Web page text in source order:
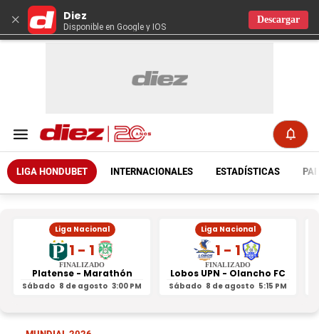
× Diez
Disponible en Google y IOS
Descargar
LIGA HONDUBET INTERNACIONALES ESTADÍSTICAS
Liga Nacional
1 - 1
FINALIZADO
Platense - Marathón
Sábado 8 de agosto 3:00 PM
Liga Nacional
1 - 1
FINALIZADO
Lobos UPN - Olancho FC
Sábado 8 de agosto 5:15 PM